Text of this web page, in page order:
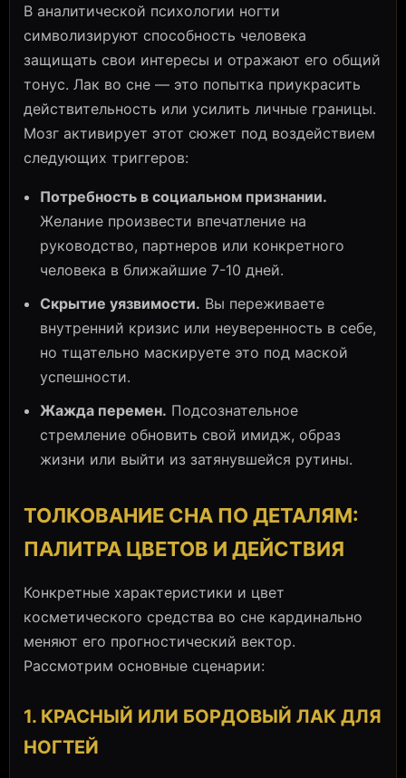
В аналитической психологии ногти
символизируют способность человека
защищать свои интересы и отражают его общий
тонус. Лак во сне — это попытка приукрасить
действительность или усилить личные границы.
Мозг активирует этот сюжет под воздействием
следующих триггеров:
Потребность в социальном признании.
Желание произвести впечатление на
руководство, партнеров или конкретного
человека в ближайшие 7-10 дней.
Скрытие уязвимости. Вы переживаете
внутренний кризис или неуверенность в себе,
но тщательно маскируете это под маской
успешности.
Жажда перемен. Подсознательное
стремление обновить свой имидж, образ
жизни или выйти из затянувшейся рутины.
ТОЛКОВАНИЕ СНА ПО ДЕТАЛЯМ:
ПАЛИТРА ЦВЕТОВ И ДЕЙСТВИЯ
Конкретные характеристики и цвет
косметического средства во сне кардинально
меняют его прогностический вектор.
Рассмотрим основные сценарии:
1. КРАСНЫЙ ИЛИ БОРДОВЫЙ ЛАК ДЛЯ
НОГТЕЙ